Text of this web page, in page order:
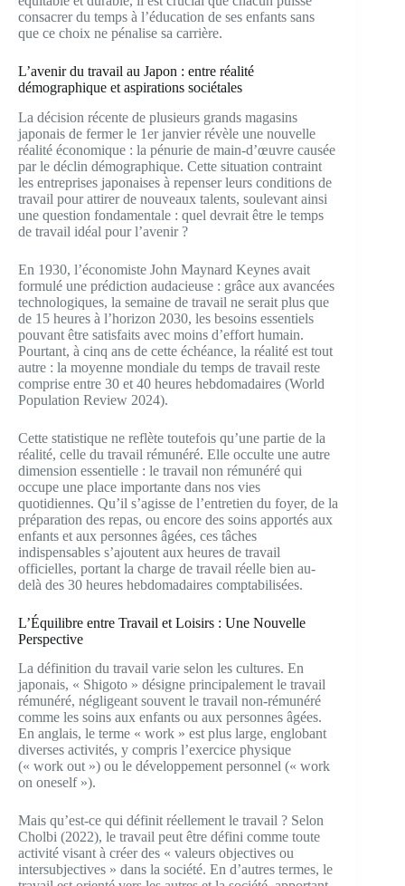
consacrer du temps à l’éducation de ses enfants sans
que ce choix ne pénalise sa carrière.
L’avenir du travail au Japon : entre réalité
démographique et aspirations sociétales
La décision récente de plusieurs grands magasins
japonais de fermer le 1er janvier révèle une nouvelle
réalité économique : la pénurie de main-d’œuvre causée
par le déclin démographique. Cette situation contraint
les entreprises japonaises à repenser leurs conditions de
travail pour attirer de nouveaux talents, soulevant ainsi
une question fondamentale : quel devrait être le temps
de travail idéal pour l’avenir ?
En 1930, l’économiste John Maynard Keynes avait
formulé une prédiction audacieuse : grâce aux avancées
technologiques, la semaine de travail ne serait plus que
de 15 heures à l’horizon 2030, les besoins essentiels
pouvant être satisfaits avec moins d’effort humain.
Pourtant, à cinq ans de cette échéance, la réalité est tout
autre : la moyenne mondiale du temps de travail reste
comprise entre 30 et 40 heures hebdomadaires (World
Population Review 2024).
Cette statistique ne reflète toutefois qu’une partie de la
réalité, celle du travail rémunéré. Elle occulte une autre
dimension essentielle : le travail non rémunéré qui
occupe une place importante dans nos vies
quotidiennes. Qu’il s’agisse de l’entretien du foyer, de la
préparation des repas, ou encore des soins apportés aux
enfants et aux personnes âgées, ces tâches
indispensables s’ajoutent aux heures de travail
officielles, portant la charge de travail réelle bien au-
delà des 30 heures hebdomadaires comptabilisées.
L’Équilibre entre Travail et Loisirs : Une Nouvelle
Perspective
La définition du travail varie selon les cultures. En
japonais, « Shigoto » désigne principalement le travail
rémunéré, négligeant souvent le travail non-rémunéré
comme les soins aux enfants ou aux personnes âgées.
En anglais, le terme « work » est plus large, englobant
diverses activités, y compris l’exercice physique
(« work out ») ou le développement personnel (« work
on oneself »).
Mais qu’est-ce qui définit réellement le travail ? Selon
Cholbi (2022), le travail peut être défini comme toute
activité visant à créer des « valeurs objectives ou
intersubjectives » dans la société. En d’autres termes, le